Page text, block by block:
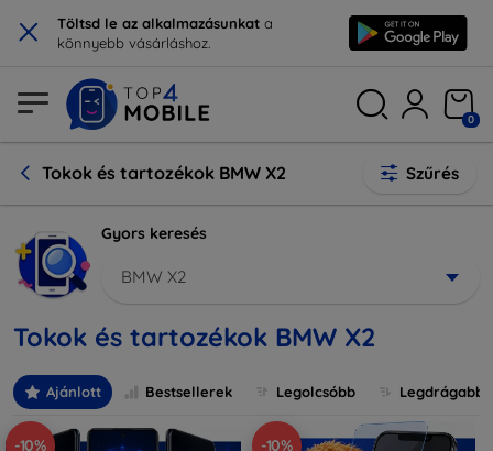
× Töltsd le az alkalmazásunkat a
könnyebb vásárláshoz.
0
Tokok és tartozékok BMW X2 Szűrés
Gyors keresés
BMW X2
Tokok és tartozékok BMW X2
Ajánlott Bestsellerek Legolcsóbb Legdrágabb
-10% -10%